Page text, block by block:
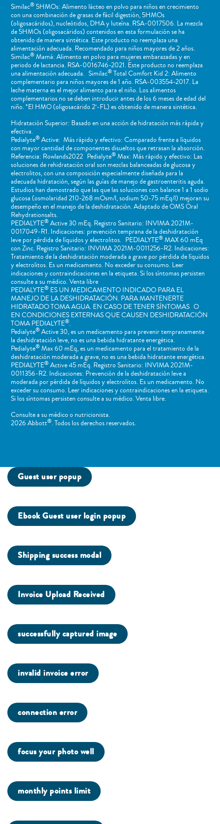
Similac®5HMOs: Alimento lácteo en polvo para niños en crecimiento
con una combinación de grasas de fácil digestión, 5HMOs
(oligosacáridos), nucleótidos, DHA y luteína. RSA-0017506. La mezcla
de 5HMOs (oligosacáridos) contenidos en esta formulación se ha
obtenido de manera sintética. Este producto no reemplaza una
alimentación adecuada. Recomendado para niños mayores de 2 años.
Similac®Mamá: Alimento en polvo para mujeres embarazadas y en
periodo de lactancia. RSA-0016746-2021. Este producto no reemplaza
una alimentación adecuada. Similac®Total Comfort Kid 2: Alimento
complementario para niños mayores de 1 año. RSA-003554-2017. La
leche materna es el mejor alimento para el niño. Los alimentos
complementarios no se deben introducir antes de los 6 meses de edad del
niño. *El HMO (oligosacárido 2’-FL) es obtenido de manera sintética.
Hidratación Superior: Basado en una acción de hidratación más rápida y
efectiva.
Pedialyte®Active: Más rápido y efectivo: Comparado frente a líquidos
con mayor cantidad de componentes disueltos que retrasan la absorción.
Referencia: Rowlands2022 Pedialyte®Max: Más rápido y efectivo: Las
soluciones de rehidratación oral son mezclas balanceadas de glucosa y
electrolitos, con una composición especialmente diseñada para la
adecuada hidratación, según las guías de manejo de gastroenteritis aguda.
Estudios han demostrado que las que las soluciones con balance 1 a 1 sodio
glucosa (osmolaridad 210-268 mOsm/l, sodium 50-75 mEq/l) mejoran su
desempeño en el manejo de la deshidratación. Adaptado de OMS Oral
Rehydrationsalts.
PEDIALYTE®Active 30 mEq. Registro Sanitario: INVIMA 2021M-
0017049-R1. Indicaciones: prevención temprana de la deshidratación
leve por pérdida de líquidos y electrolitos. PEDIALYTE®MAX 60 mEq
con Zinc. Registro Sanitario: INVIMA 2021M-0011256-R2. Indicaciones:
Tratamiento de la deshidratación moderada a grave por pérdida de líquidos
y electrolitos. Es un medicamento. No exceder su consumo. Leer
indicaciones y contraindicaciones en la etiqueta. Si los síntomas persisten
consulte a su médico. Venta libre
PEDIALYTE®ES UN MEDICAMENTO INDICADO PARA EL
MANEJO DE LA DESHIDRATACIÓN. PARA MANTENERTE
HIDRATADO TOMA AGUA. EN CASO DE TENER SÍNTOMAS O
EN CONDICIONES EXTERNAS QUE CAUSEN DESHIDRATACIÓN
TOMA PEDIALYTE®.
Pedialyte®Active 30, es un medicamento para prevenir tempranamente
la deshidratación leve, no es una bebida hidratante energética.
Pedialyte®Max 60 mEq, es un medicamento para el tratamiento de la
deshidratación moderada a grave, no es una bebida hidratante energética.
PEDIALYTE®Active 45 mEq. Registro Sanitario: INVIMA 2021M-
0011356-R2. Indicaciones: Prevención de la deshidratación leve a
moderada por pérdida de líquidos y electrolitos. Es un medicamento. No
exceder su consumo. Leer indicaciones y contraindicaciones en la etiqueta.
Si los síntomas persisten consulte a su médico. Venta libre.
Consulte a su médico o nutricionista.
2026 Abbott®. Todos los derechos reservados.
Guest user popup
Ebook Guest user login popup
Shipping success modal
Invoice Upload Received
successfully captured image
invalid invoice error
connection error
focus your photo well
monthly points limit